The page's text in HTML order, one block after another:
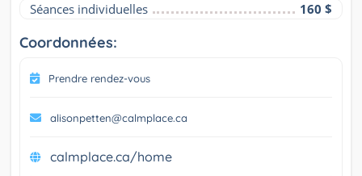
Séances individuelles 160 $
Coordonnées:
Prendre rendez-vous
alisonpetten@calmplace.ca
calmplace.ca/home